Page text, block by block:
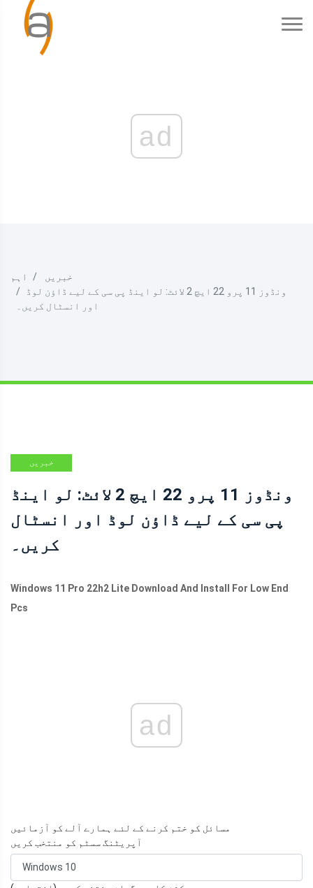
ad
اہم
خبریں
ونڈوز 11 پرو 22 ایچ 2 لائٹ: لو اینڈ پی سی کے لیے ڈاؤن لوڈ
اور انسٹال کریں۔
خبریں
ونڈوز 11 پرو 22 ایچ 2 لائٹ: لو اینڈ
پی سی کے لیے ڈاؤن لوڈ اور انسٹال
کریں۔
Windows 11 Pro 22h2 Lite Download And Install For Low End
Pcs
ad
مسائل کو ختم کرنے کے لئے ہمارے آلے کو آزمائیں
آپریٹنگ سسٹم کو منتخب کریں